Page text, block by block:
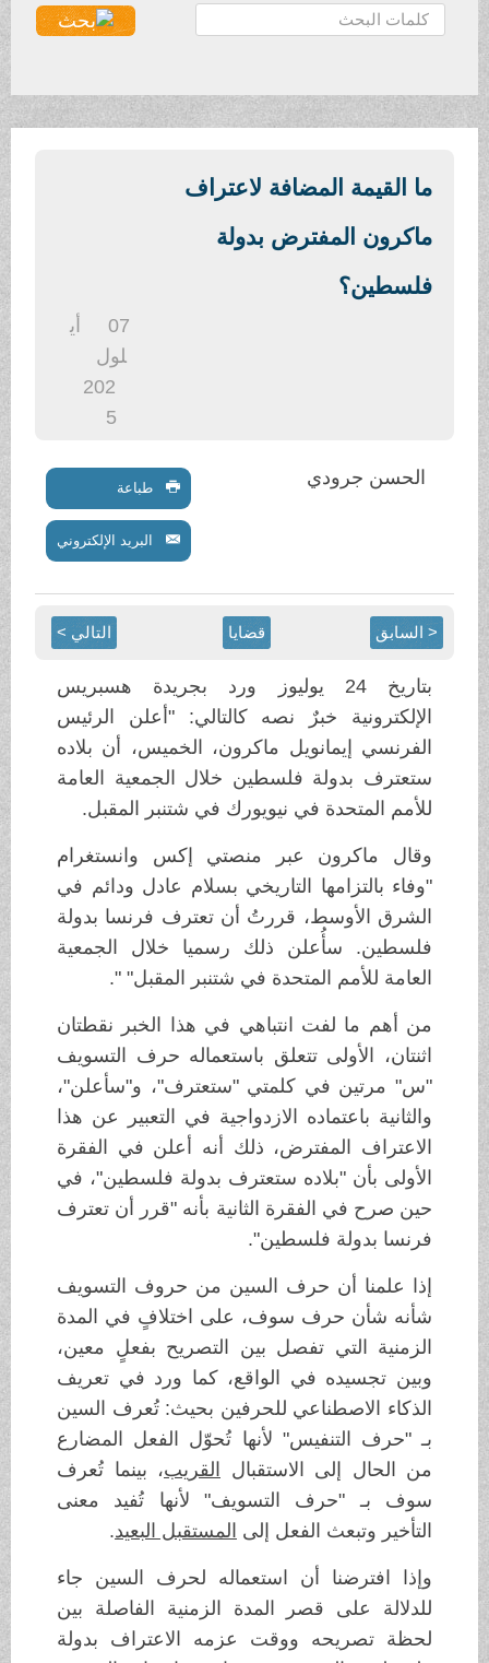
ح
ث
ما القيمة المضافة لاعتراف
ماكرون المفترض بدولة
فلسطين؟
لول
202
الحسن جرودي طباعة
البريد الإلكتروني
< السابق قضايا التالي >
بتاريخ 24 يوليوز ورد بجريدة هسبريس
الإلكترونية خبرٌ نصه كالتالي: "أعلن الرئيس
الفرنسي إيمانويل ماكرون، الخميس، أن بلاده
ستعترف بدولة فلسطين خلال الجمعية العامة
للأمم المتحدة في نيويورك في شتنبر المقبل.
وقال ماكرون عبر منصتي إكس وانستغرام
"وفاء بالتزامها التاريخي بسلام عادل ودائم في
الشرق الأوسط، قررتُ أن تعترف فرنسا بدولة
فلسطين. سأُعلن ذلك رسميا خلال الجمعية
العامة للأمم المتحدة في شتنبر المقبل" ".
من أهم ما لفت انتباهي في هذا الخبر نقطتان
اثنتان، الأولى تتعلق باستعماله حرف التسويف
"س" مرتين في كلمتي "ستعترف"، و"سأعلن"،
والثانية باعتماده الازدواجية في التعبير عن هذا
الاعتراف المفترض، ذلك أنه أعلن في الفقرة
الأولى بأن "بلاده ستعترف بدولة فلسطين"، في
حين صرح في الفقرة الثانية بأنه "قرر أن تعترف
فرنسا بدولة فلسطين".
إذا علمنا أن حرف السين من حروف التسويف
شأنه شأن حرف سوف، على اختلافٍ في المدة
الزمنية التي تفصل بين التصريح بفعلٍ معين،
وبين تجسيده في الواقع، كما ورد في تعريف
الذكاء الاصطناعي للحرفين بحيث: تُعرف السين
بـ "حرف التنفيس" لأنها تُحوّل الفعل المضارع
من الحال إلى الاستقبالالقريب، بينما تُعرف
سوف بـ "حرف التسويف" لأنها تُفيد معنى
التأخير وتبعث الفعل إلىالمستقبل البعيد.
وإذا افترضنا أن استعماله لحرف السين جاء
للدلالة على قصر المدة الزمنية الفاصلة بين
لحظة تصريحه ووقت عزمه الاعتراف بدولة